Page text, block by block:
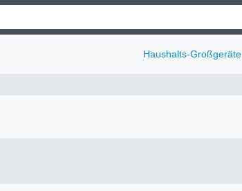
Haushalts-Großgeräte